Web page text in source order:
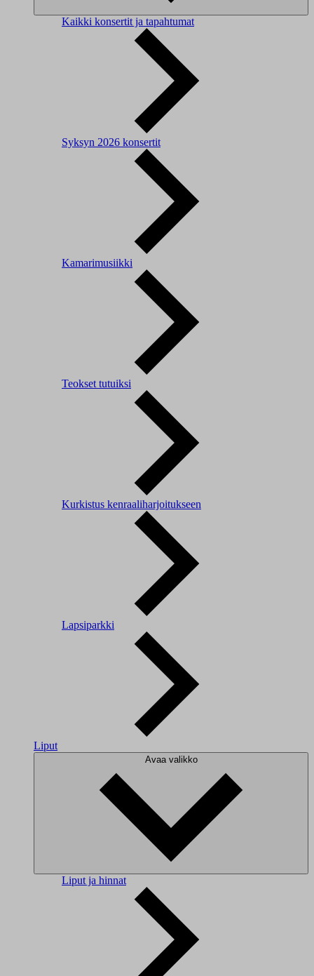
Kaikki konsertit ja tapahtumat
Syksyn 2026 konsertit
Kamarimusiikki
Teokset tutuiksi
Kurkistus kenraaliharjoitukseen
Lapsiparkki
Liput
Avaa valikko
Liput ja hinnat